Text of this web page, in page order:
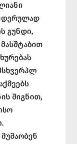
გუნდი,
შიგნით,